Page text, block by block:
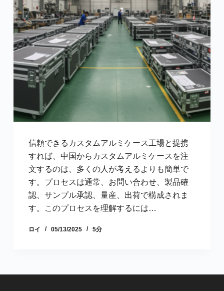
信頼できるカスタムアルミケース工場と提携
すれば、中国からカスタムアルミケースを注
文するのは、多くの人が考えるよりも簡単で
す。プロセスは通常、お問い合わせ、製品確
認、サンプル承認、量産、出荷で構成されま
す。このプロセスを理解するには…
ロイ 05/13/2025 5分